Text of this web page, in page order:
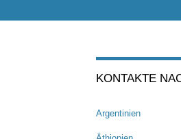
KONTAKTE
Argentinien